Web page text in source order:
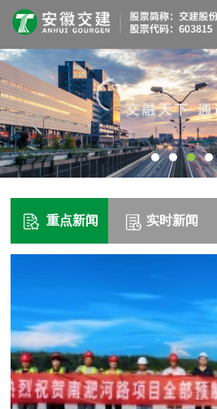
重点新闻 实时新闻